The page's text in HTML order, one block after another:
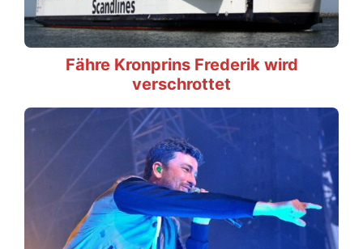
Fähre Kronprins Frederik wird
verschrottet